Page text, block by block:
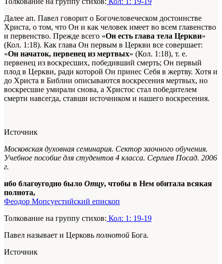
Далее ап. Павел говорит о Богочеловеческом достоинстве
Христа, о том, что Он и как человек имеет во всем главенство
и первенство. Прежде всего «Он есть глава тела Церкви»
(Кол. 1:18). Как глава Он первым в Церкви все совершает:
«Он начаток, первенец из мертвых» (Кол. 1:18), т. е.
первенец из воскресших, победивший смерть; Он первый
плод в Церкви, ради которой Он принес Себя в жертву. Хотя и
до Христа в Библии описываются воскресения мертвых, но
воскресшие умирали снова, а Христос стал победителем
смерти навсегда, ставши источником и нашего воскресения.
Источник
Московская духовная семинария. Сектор заочного обучения.
Учебное пособие для студентов 4 класса. Сергиев Посад. 2006
г.
ибо благоугодно было Отцу, чтобы в Нем обитала всякая
полнота,
Феодор Мопсуестийский епископ
Толкование на группу стихов: Кол: 1: 19-19
Павел называет и Церковь полнотой Бога.
Источник